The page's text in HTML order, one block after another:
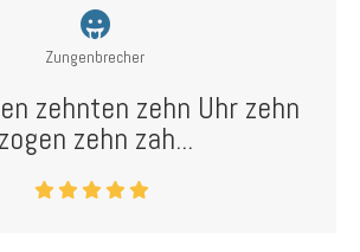
Zungenbrecher
zehnten zehn Uhr zehn
zogen zehn zah...